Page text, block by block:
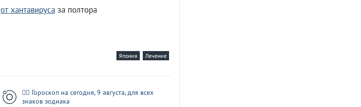
от хантавируса за полтора
Япония Лечение
🧙‍♀ Гороскоп на сегодня, 9 августа, для всех
знаков зодиака